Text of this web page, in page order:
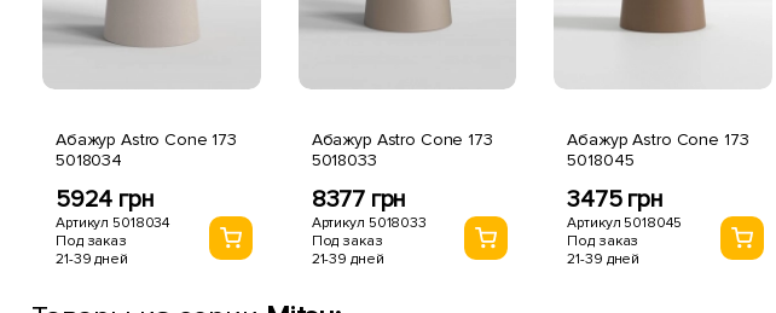
Абажур Astro Cone 173
5018034
5924 грн
Артикул 5018034
Под заказ
21-39 дней
Абажур Astro Cone 173
5018033
8377 грн
Артикул 5018033
Под заказ
21-39 дней
Абажур Astro Cone 173
5018045
3475 грн
Артикул 5018045
Под заказ
21-39 дней